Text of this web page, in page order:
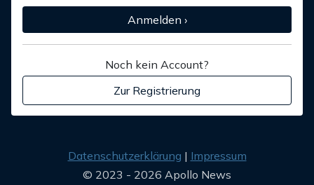
Anmelden ›
Noch kein Account?
Zur Registrierung
Datenschutzerklärung
Impressum
© 2023 - 2026 Apollo News